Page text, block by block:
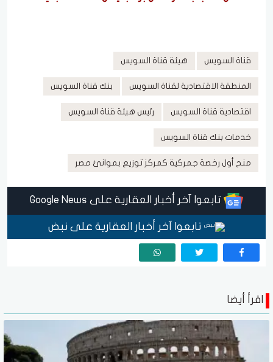
قناة السويس هيئة قناة السويس
المنطقة الاقتصادية لقناة السويس بنك قناة السويس
اقتصادية قناة السويس رئيس هيئة قناة السويس
خدمات بنك قناة السويس
منح أول رخصة جمركية كمركز توزيع بموانئ مصر
تابعوا آخر أخبار العقارية على Google News
تابعوا آخر أخبار العقارية على نبض
اقرأ أيضا